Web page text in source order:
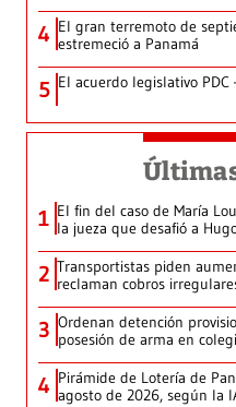
4 El gran terremoto de
estremeció a Panamá
5 El acuerdo legislativo PDC
1 El fin del caso de María
la jueza que desafió a
2 Transportistas piden
reclaman cobros
3 Ordenan detención
posesión de arma en
4 Pirámide de Lotería de
agosto de 2026, según la